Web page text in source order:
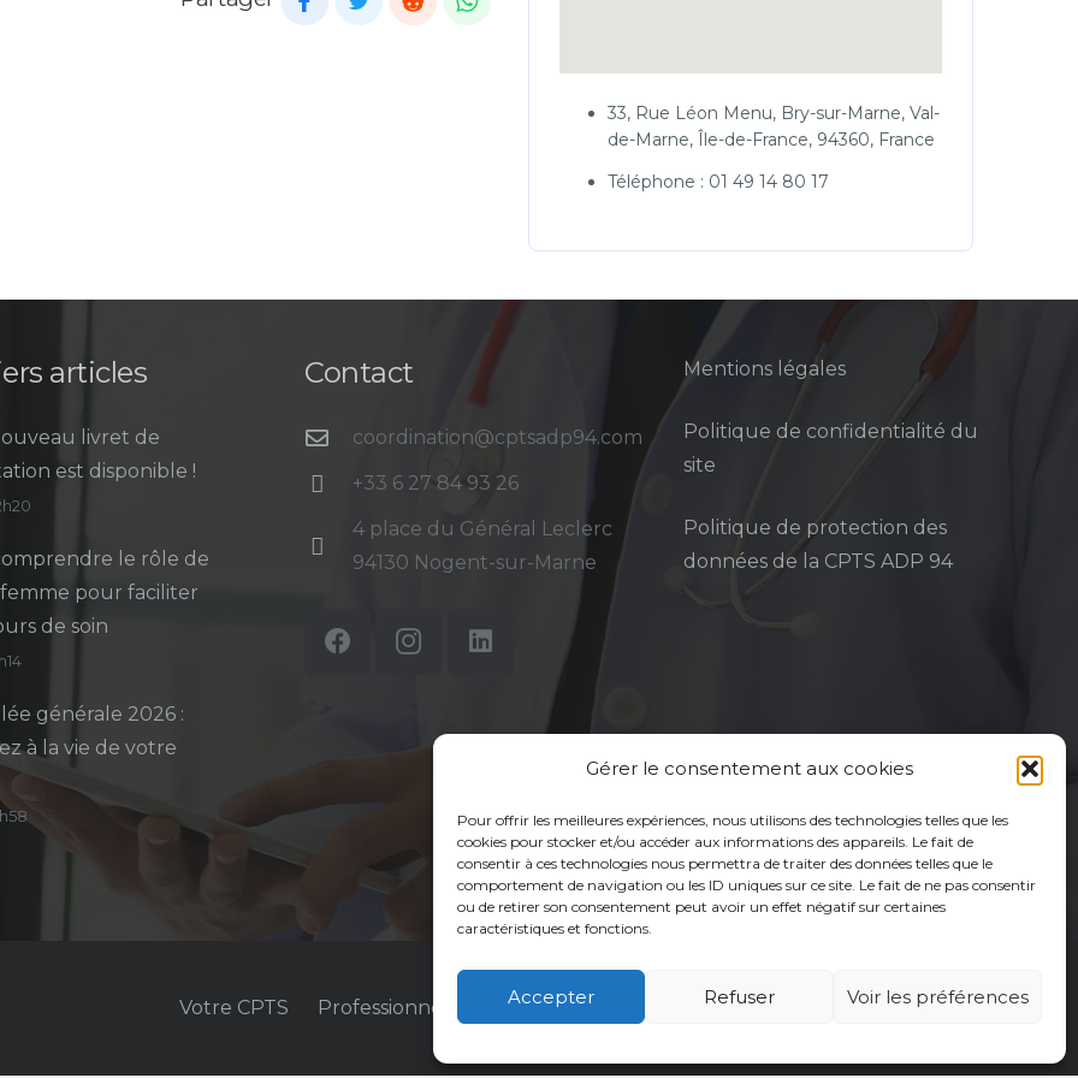
Gérer le consentement aux cookies
Pour offrir les meilleures expériences, nous utilisons des technologies telles que les
cookies pour stocker et/ou accéder aux informations des appareils. Le fait de
consentir à ces technologies nous permettra de traiter des données telles que le
comportement de navigation ou les ID uniques sur ce site. Le fait de ne pas consentir
ou de retirer son consentement peut avoir un effet négatif sur certaines
caractéristiques et fonctions.
Accepter Refuser Voir les préférences
33, Rue Léon Menu, Bry-sur-Marne, Val-
de-Marne, Île-de-France, 94360, France
Téléphone : 01 49 14 80 17
articles
livret de
est disponible !
le rôle de
pour faciliter
de soin
générale 2026 :
à la vie de votre
Contact
coordination@cptsadp94.com
+33 6 27 84 93 26
4 place du Général Leclerc
94130 Nogent-sur-Marne
Mentions légales
Politique de confidentialité du
site
Politique de protection des
données de la CPTS ADP 94
Votre CPTS Professionnels de santé Usagers Actualités Adhérer Contact